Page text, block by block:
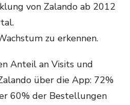
von Zalando ab 2012
zu erkennen.
Anteil an Visits und
über die App: 72%
60% der Bestellungen